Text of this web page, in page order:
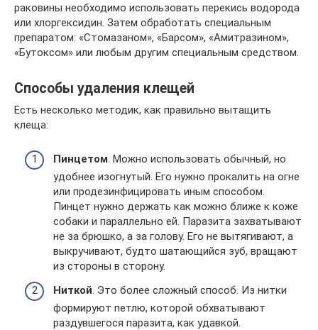
раковины необходимо использовать перекись водорода
или хлоргексидин. Затем обработать специальным
препаратом: «Стомазаном», «Барсом», «Амитразином»,
«Бутоксом» или любым другим специальным средством.
Способы удаления клещей
Есть несколько методик, как правильно вытащить
клеща:
Пинцетом. Можно использовать обычный, но
удобнее изогнутый. Его нужно прокалить на огне
или продезинфицировать иным способом.
Пинцет нужно держать как можно ближе к коже
собаки и параллельно ей. Паразита захватывают
не за брюшко, а за голову. Его не вытягивают, а
выкручивают, будто шатающийся зуб, вращают
из стороны в сторону.
Ниткой. Это более сложный способ. Из нитки
формируют петлю, которой обхватывают
раздувшегося паразита, как удавкой.